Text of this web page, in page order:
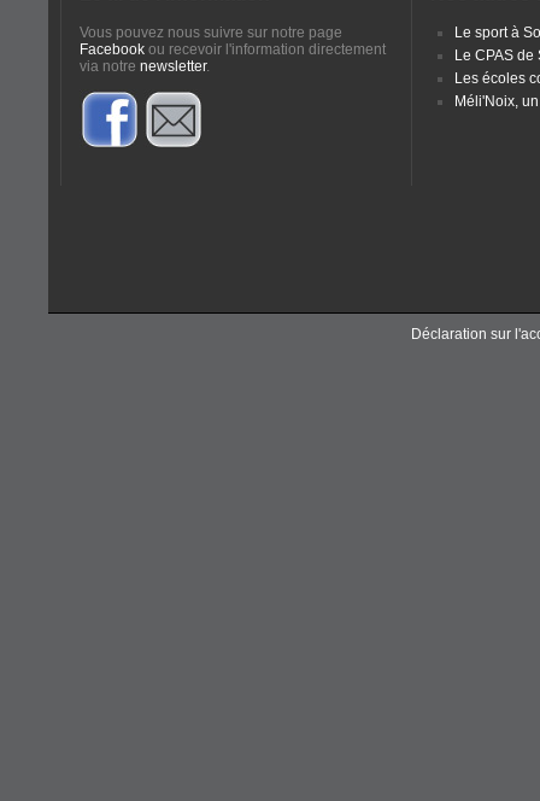
Vous pouvez nous suivre sur notre page
Facebook ou recevoir l'information directement
via notre newsletter.
Le sport à
Le CPAS
Les écoles
Méli'Noix,
Déclaration sur